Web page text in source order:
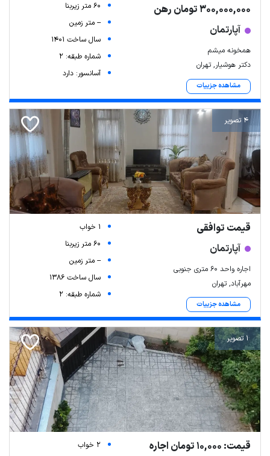
300,000,000 تومان رهن
آپارتمان
همخونه میشم
دکتر هوشیار, تهران
مشاهده جزییات
60 متر زیربنا
-- متر زمین
سال ساخت 1401
شماره طبقه: 2
آسانسور: دارد
4 تصویر
قیمت توافقی
آپارتمان
اجاره واحد ۶۰ متری جنوبی
مهرآباد, تهران
مشاهده جزییات
1 خواب
60 متر زیربنا
-- متر زمین
سال ساخت 1386
شماره طبقه: 2
1 تصویر
قیمت: 10,000 تومان اجاره
2 خواب